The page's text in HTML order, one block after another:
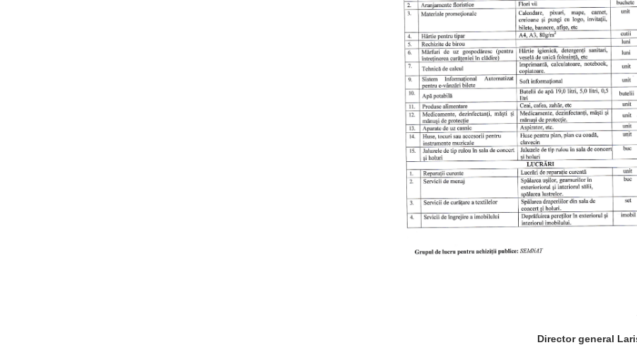
Director general